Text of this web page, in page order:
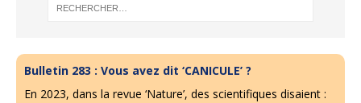
Bulletin 283 : Vous avez dit ‘CANICULE’ ?
En 2023, dans la revue ‘Nature’, des scientifiques disaient :